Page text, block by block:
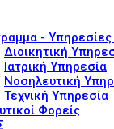
-
Διοικητική
Ιατρική Υπηρεσία
Νοσηλευτική
Τεχνική Υπηρεσία
Φορείς